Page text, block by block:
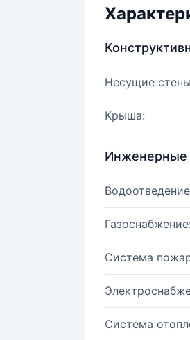
Несущие
Крыша:
Инженерные
Газоснабжение:
Система
Система